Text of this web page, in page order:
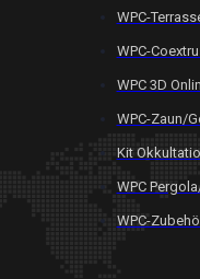
WPC-
WPC-
WPC 3D
WPC-Zaun/
Kit
WPC
WPC-